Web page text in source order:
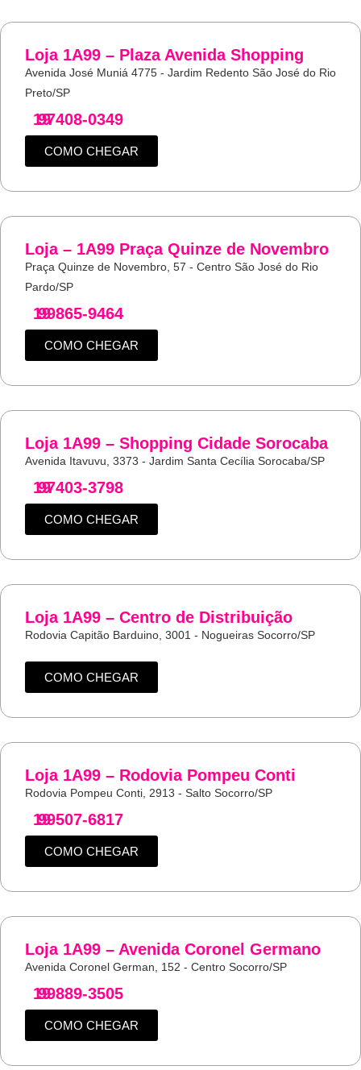
Loja 1A99 – Plaza Avenida Shopping
Avenida José Muniá 4775 - Jardim Redento São José do Rio
Preto/SP
19
97408-0349
COMO CHEGAR
Loja – 1A99 Praça Quinze de Novembro
Praça Quinze de Novembro, 57 - Centro São José do Rio
Pardo/SP
19
99865-9464
COMO CHEGAR
Loja 1A99 – Shopping Cidade Sorocaba
Avenida Itavuvu, 3373 - Jardim Santa Cecília Sorocaba/SP
19
97403-3798
COMO CHEGAR
Loja 1A99 – Centro de Distribuição
Rodovia Capitão Barduino, 3001 - Nogueiras Socorro/SP
COMO CHEGAR
Loja 1A99 – Rodovia Pompeu Conti
Rodovia Pompeu Conti, 2913 - Salto Socorro/SP
19
99507-6817
COMO CHEGAR
Loja 1A99 – Avenida Coronel Germano
Avenida Coronel German, 152 - Centro Socorro/SP
19
99889-3505
COMO CHEGAR